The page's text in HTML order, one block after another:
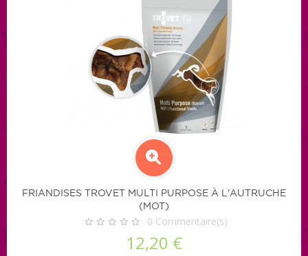
FRIANDISES TROVET MULTI PURPOSE À L'AUTRUCHE
(MOT)
0 Commentaire(s)
12,20 €